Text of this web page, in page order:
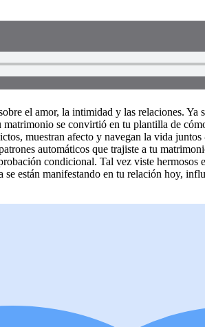
el amor, la intimidad y las relaciones. Ya
se convirtió en tu plantilla de
muestran afecto y navegan la vida
automáticos que trajiste a tu
condicional. Tal vez viste
se están manifestando en tu relación hoy,